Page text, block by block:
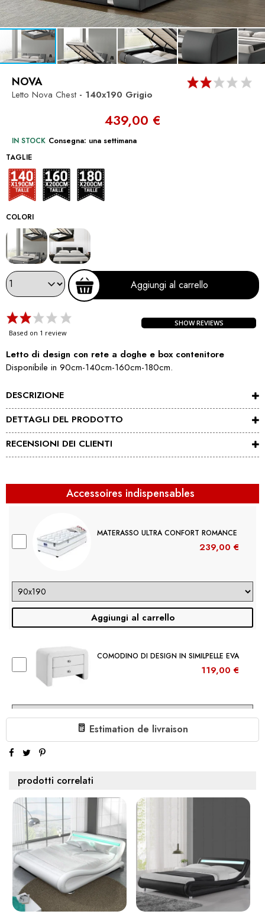
NOVA
Letto Nova Chest - 140x190 Grigio
439,00 €
IN STOCK Consegna: una settimana
TAGLIE
140x190160x200180x200
COLORI
Aggiungi al carrello
Based on 1 review
SHOW REVIEWS
Letto di design con rete a doghe e box contenitore
Disponibile in 90cm-140cm-160cm-180cm.
DESCRIZIONE
DETTAGLI DEL PRODOTTO
RECENSIONI DEI CLIENTI
Accessoires indispensables
MATERASSO ULTRA CONFORT ROMANCE
239,00 €
Aggiungi al carrello
COMODINO DI DESIGN IN SIMILPELLE EVA
119,00 €
Aggiungi al carrello
379,00 €
Aggiungi al carrello
LETTO A CASSETTONE ATLANTIC
DESIGN
Estimation de livraison
prodotti correlati